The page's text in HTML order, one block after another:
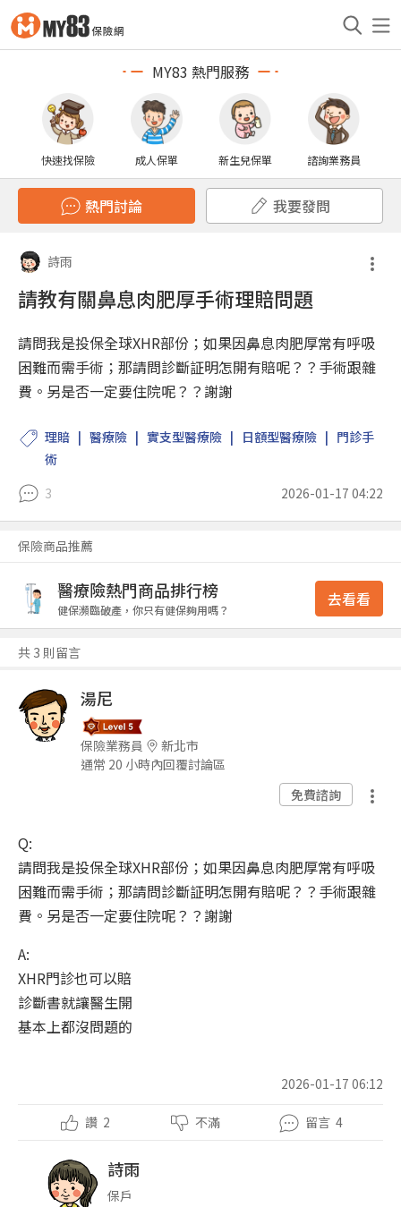
MY83 熱門服務
快速找保險 成人保單 新生兒保單 諮詢業務員
熱門討論 我要發問
詩雨
請教有關鼻息肉肥厚手術理賠問題
請問我是投保全球XHR部份；如果因鼻息肉肥厚常有呼吸
困難而需手術；那請問診斷証明怎開有賠呢？？手術跟雜
費。另是否一定要住院呢？？謝謝
理賠 醫療險 實支型醫療險 日額型醫療險
門診手
術
3
2026-01-17 04:22
保險商品推薦
醫療險熱門商品排行榜
健保瀕臨破產，你只有健保夠用嗎？
去看看
共 3 則留言
湯尼
保險業務員
新北市
通常 20 小時內回覆討論區
免費諮詢
Q:
請問我是投保全球XHR部份；如果因鼻息肉肥厚常有呼吸
困難而需手術；那請問診斷証明怎開有賠呢？？手術跟雜
費。另是否一定要住院呢？？謝謝
A:
XHR門診也可以賠
診斷書就讓醫生開
基本上都沒問題的
2026-01-17 06:12
讚 2 不滿 留言 4
詩雨
保戶